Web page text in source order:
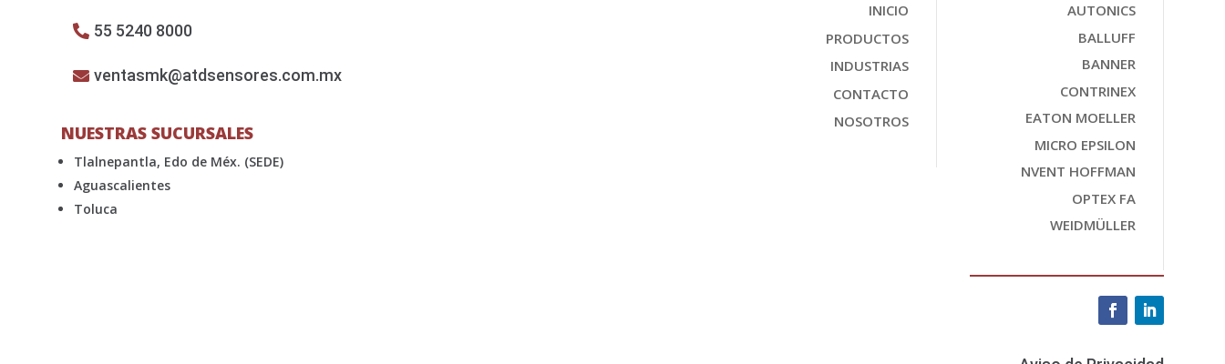
55 5240 8000
ventasmk@atdsensores.com.mx
NUESTRAS SUCURSALES
Tlalnepantla, Edo de Méx. (SEDE)
Aguascalientes
Toluca
INICIO
PRODUCTOS
INDUSTRIAS
CONTACTO
NOSOTROS
AUTONICS
BALLUFF
BANNER
CONTRINEX
EATON MOELLER
MICRO EPSILON
NVENT HOFFMAN
OPTEX FA
WEIDMÜLLER